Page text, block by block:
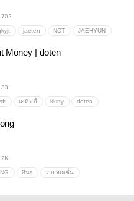
702
jaeten NCT JAEHYUN
Money | doten
เคคิตตี้ kkitty doten
2K
อื่นๆ วายสเตชั่น